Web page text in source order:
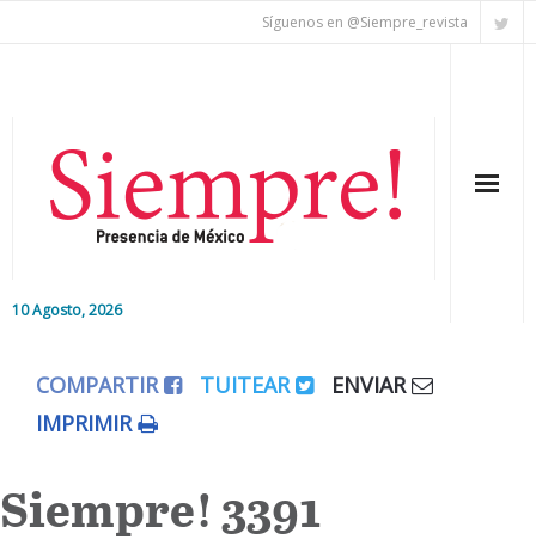
Síguenos en @Siempre_revista
10 Agosto, 2026
Editorial
Colaboradores
COMPARTIR TUITEAR
ENVIAR
IMPRIMIR
Siempre! 3391